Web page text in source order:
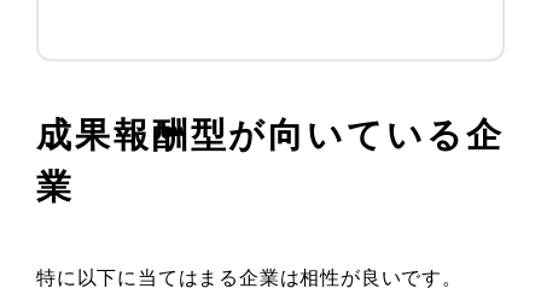
成果報酬型が向いている企
業
特に以下に当てはまる企業は相性が良いです。